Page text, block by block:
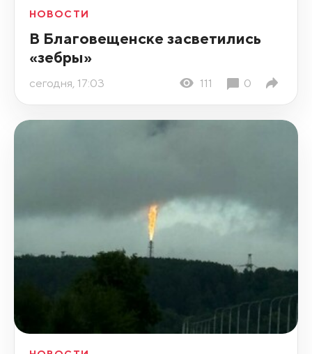
НОВОСТИ
В Благовещенске засветились
«зебры»
сегодня, 17:03 111 0